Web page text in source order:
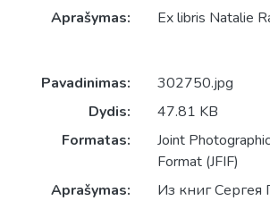
Aprašymas:
Ex libris Natalie
Pavadinimas:
302750.jpg
Dydis:
47.81 KB
Formatas:
Joint
Format (JFIF)
Aprašymas:
Из книг Сергея